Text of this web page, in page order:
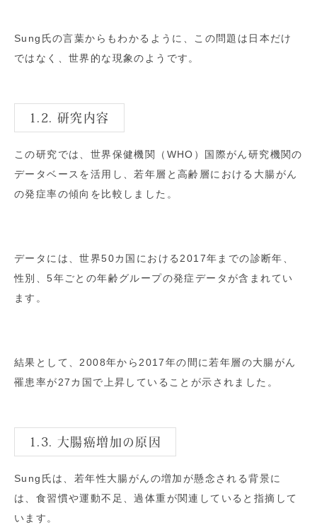
Sung氏の言葉からもわかるように、この問題は日本だけ
ではなく、世界的な現象のようです。
1.2. 研究内容
この研究では、世界保健機関（WHO）国際がん研究機関の
データベースを活用し、若年層と高齢層における大腸がん
の発症率の傾向を比較しました。
データには、世界50カ国における2017年までの診断年、
性別、5年ごとの年齢グループの発症データが含まれてい
ます。
結果として、2008年から2017年の間に若年層の大腸がん
罹患率が27カ国で上昇していることが示されました。
1.3. 大腸癌増加の原因
Sung氏は、若年性大腸がんの増加が懸念される背景に
は、食習慣や運動不足、過体重が関連していると指摘して
います。